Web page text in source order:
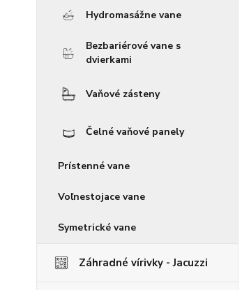
Hydromasážne vane
Bezbariérové vane s
dvierkami
Vaňové zásteny
Čelné vaňové panely
Prístenné vane
Voľnestojace vane
Symetrické vane
Záhradné vírivky - Jacuzzi